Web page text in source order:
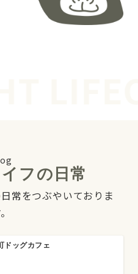
フの日常
常をつぶやいておりま
ドッグカフェ